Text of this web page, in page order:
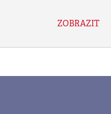
ZOBRAZIT